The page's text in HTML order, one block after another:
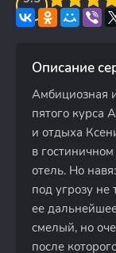
Описание
Амбициозная
пятого курса
и отдыха
в
отель. Но
под угрозу
ее
смелый, но
после